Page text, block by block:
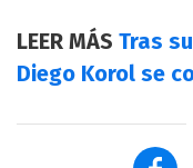
LEER MÁS Tras
Diego Korol se